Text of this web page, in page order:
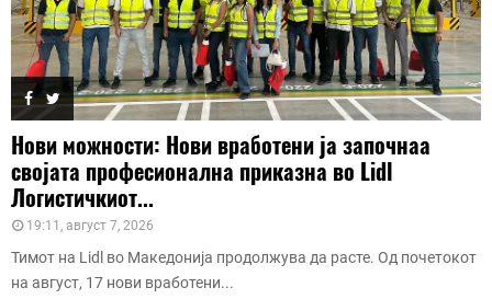
Нови можности: Нови вработени ја започнаа
својата професионална приказна во Lidl
Логистичкиот...
19:11, август 7, 2026
Тимот на Lidl во Македонија продолжува да расте. Од почетокот
на август, 17 нови вработени...